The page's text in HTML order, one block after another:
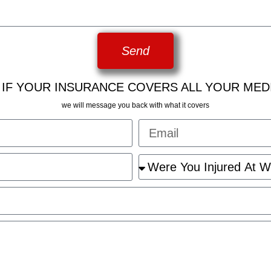
Send
YOUR INSURANCE COVERS ALL YOUR
we will message you back with what it covers